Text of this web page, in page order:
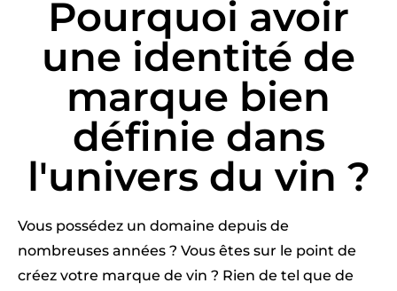
Pourquoi avoir
une identité de
marque bien
définie dans
l'univers du vin ?
Vous possédez un domaine depuis de
nombreuses années ? Vous êtes sur le point de
créez votre marque de vin ? Rien de tel que de